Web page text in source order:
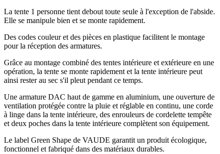
La tente 1 personne tient debout toute seule à l'exception de l'abside.
Elle se manipule bien et se monte rapidement.
Des codes couleur et des pièces en plastique facilitent le montage
pour la réception des armatures.
Grâce au montage combiné des tentes intérieure et extérieure en une
opération, la tente se monte rapidement et la tente intérieure peut
ainsi rester au sec s'il pleut pendant ce temps.
Une armature DAC haut de gamme en aluminium, une ouverture de
ventilation protégée contre la pluie et réglable en continu, une corde
à linge dans la tente intérieure, des enrouleurs de cordelette tempête
et deux poches dans la tente intérieure complètent son équipement.
Le label Green Shape de VAUDE garantit un produit écologique,
fonctionnel et fabriqué dans des matériaux durables.